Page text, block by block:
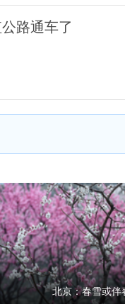
路通车了
北京：春雪或伴